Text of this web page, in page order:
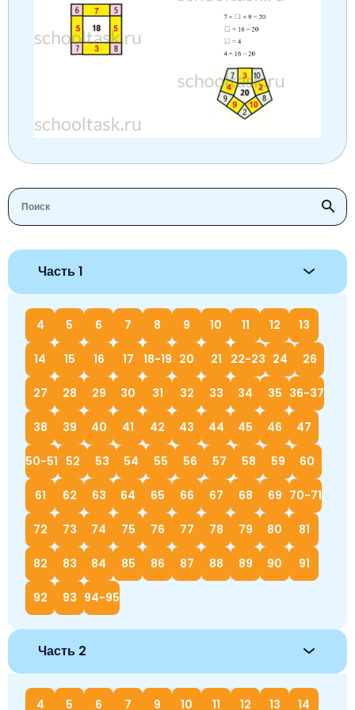
Часть 1
4 5 6 7 8 9 10 11 12 13
14 15 16 17 18-19 20 21 22-23 24 26
27 28 29 30 31 32 33 34 35 36-37
38 39 40 41 42 43 44 45 46 47
50-51 52 53 54 55 56 57 58 59 60
61 62 63 64 65 66 67 68 69 70-71
72 73 74 75 76 77 78 79 80 81
82 83 84 85 86 87 88 89 90 91
92 93 94-95
Часть 2
4 5 6 7 9 10 11 12 13 14